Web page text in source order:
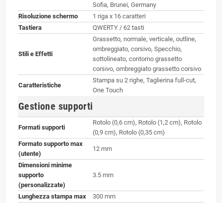
Sofia, Brunei, Germany
Risoluzione schermo
1 riga x 16 caratteri
Tastiera
QWERTY / 62 tasti
Stili e Effetti
Grassetto, normale, verticale, outline,
ombreggiato, corsivo, Specchio,
sottolineato, contorno grassetto
corsivo, ombreggiato grassetto corsivo
Caratteristiche
Stampa su 2 righe, Taglierina full-cut,
One Touch
Gestione supporti
Formati supporti
Rotolo (0,6 cm), Rotolo (1,2 cm), Rotolo
(0,9 cm), Rotolo (0,35 cm)
Formato supporto max
(utente)
12 mm
Dimensioni minime
supporto
(personalizzate)
3.5 mm
Lunghezza stampa max
300 mm